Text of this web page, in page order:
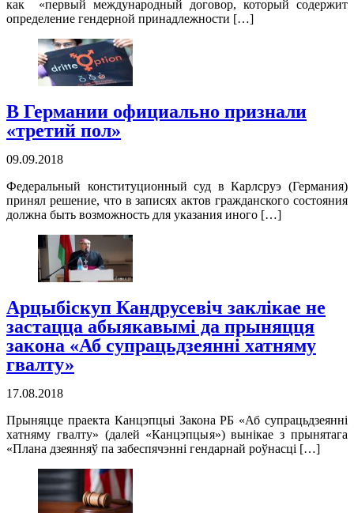
как «первый международный договор, который содержит
определение гендерной принадлежности […]
В Германии официально признали
«третий пол»
09.09.2018
Федеральный конституционный суд в Карлсруэ (Германия)
принял решение, что в записях актов гражданского состояния
должна быть возможность для указания иного […]
Арцыбіскуп Кандрусевіч заклікае не
застацца абыякавымі да прыняцця
закона «Аб супрацьдзеянні хатняму
гвалту»
17.08.2018
Прыняцце праекта Канцэпцыі Закона РБ «Аб супрацьдзеянні
хатняму гвалту» (далей «Канцэпцыя») вынікае з прынятага
«Плана дзеянняў па забеспячэнні гендарнай роўнасці […]